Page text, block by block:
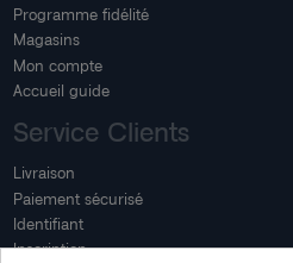
Programme fidélité
Magasins
Mon compte
Accueil guide
Service Clients
Livraison
Paiement sécurisé
Identifiant
Inscription